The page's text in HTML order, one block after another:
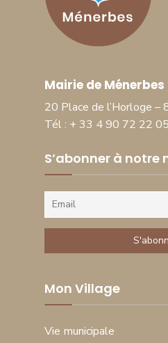
Mairie de Ménerbes
20 Place de l’Horloge –
Tél : + 33 4 90 72 22 05
S’abonner à notre
Mon Village
Vie municipale